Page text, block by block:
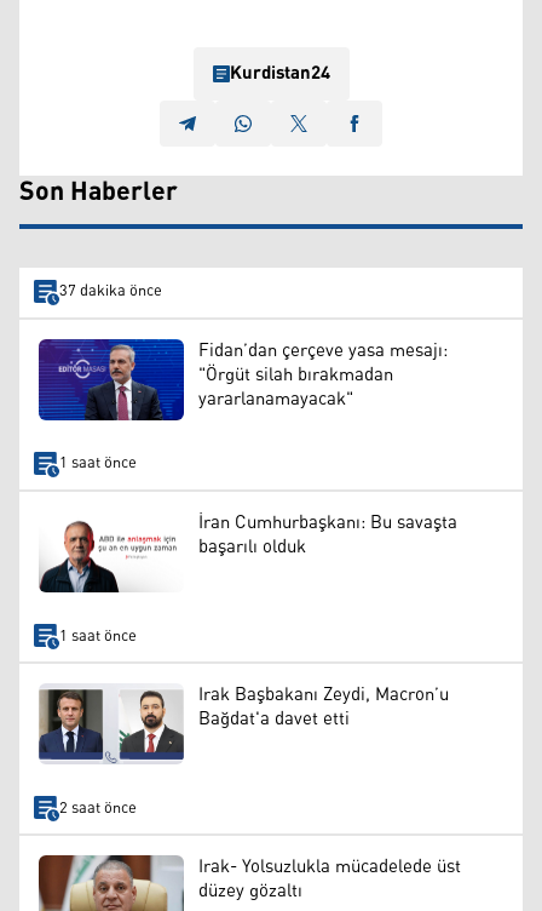
Kurdistan24
Son Haberler
37 dakika önce
Fidan’dan çerçeve yasa mesajı:
"Örgüt silah bırakmadan
yararlanamayacak"
1 saat önce
İran Cumhurbaşkanı: Bu savaşta
başarılı olduk
1 saat önce
Irak Başbakanı Zeydi, Macron’u
Bağdat'a davet etti
2 saat önce
Irak- Yolsuzlukla mücadelede üst
düzey gözaltı